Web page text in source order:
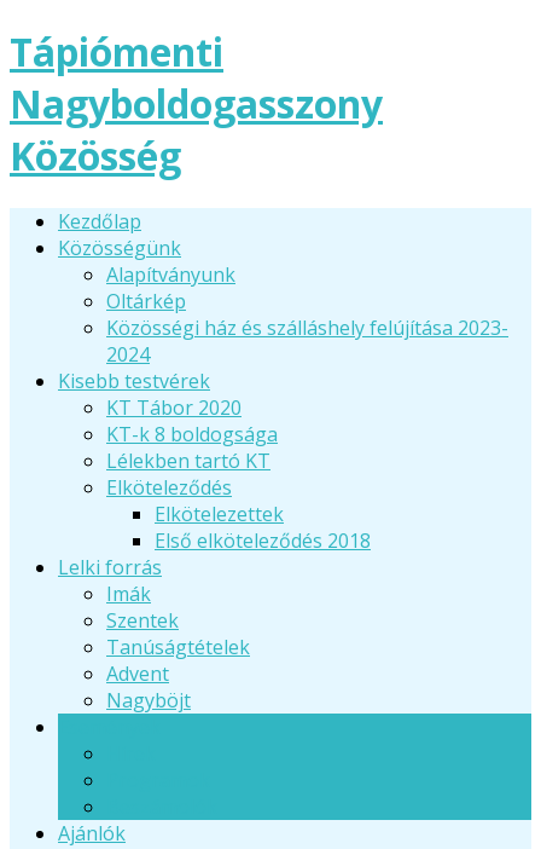
Tápiómenti
Nagyboldogasszony
Közösség
Kezdőlap
Közösségünk
Alapítványunk
Oltárkép
Közösségi ház és szálláshely felújítása 2023-
2024
Kisebb testvérek
KT Tábor 2020
KT-k 8 boldogsága
Lélekben tartó KT
Elköteleződés
Elkötelezettek
Első elköteleződés 2018
Lelki forrás
Imák
Szentek
Tanúságtételek
Advent
Nagyböjt
Ajánlók